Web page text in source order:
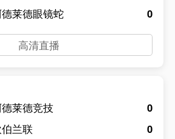
莱德眼镜蛇
0
高清直播
莱德竞技
兰联
0
0